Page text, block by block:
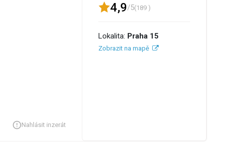
Nahlásit inzerát
4,9/5(189 )
Lokalita: Praha 15
Zobrazit na mapě